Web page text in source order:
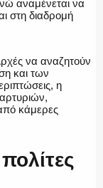
αναμένεται να
στη διαδρομή
να αναζητούν
και των
η
κάμερες